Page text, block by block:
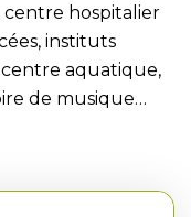
centre hospitalier
instituts
aquatique,
de musique…